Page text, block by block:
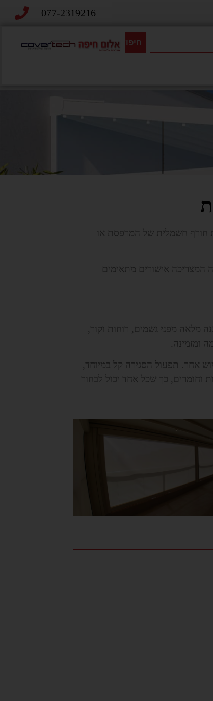
077-2319216
חיפוש
חורף חשמלית של המרפסת או
המצריכה אישורים מתאימים
מלאה מפני גשמים, רוחות וקור,
ומזמינה.
אחר. תפעול הסגירה קל במיוחד,
וחומרים, כך שכל אחד יכול לבחור